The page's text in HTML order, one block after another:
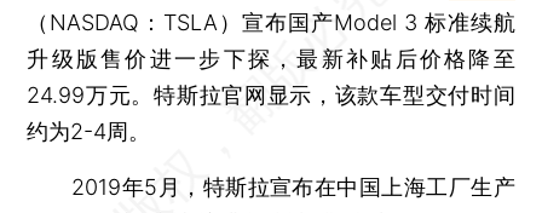
（NASDAQ：TSLA）宣布国产Model 3 标准续航
升级版售价进一步下探，最新补贴后价格降至
24.99万元。特斯拉官网显示，该款车型交付时间
约为2-4周。
2019年5月，特斯拉宣布在中国上海工厂生产